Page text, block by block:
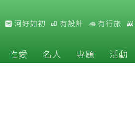
河好如初 有設計 有行旅
性愛 名人 專題 活動